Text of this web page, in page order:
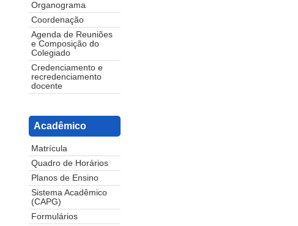
Organograma
Coordenação
Agenda de Reuniões
e Composição do
Colegiado
Credenciamento e
recredenciamento
docente
Acadêmico
Matrícula
Quadro de Horários
Planos de Ensino
Sistema Acadêmico
(CAPG)
Formulários